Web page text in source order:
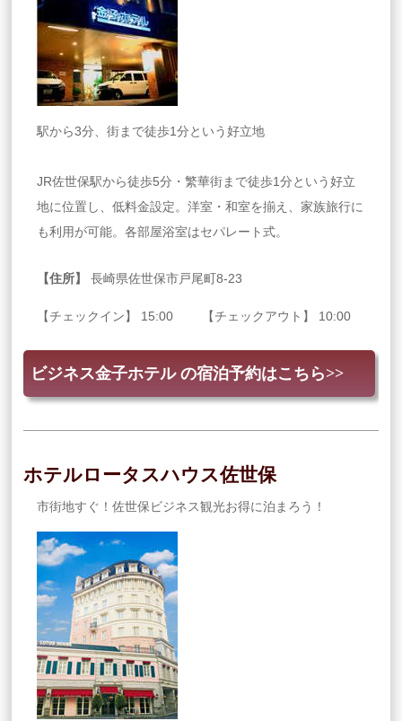
駅から3分、街まで徒歩1分という好立地
JR佐世保駅から徒歩5分・繁華街まで徒歩1分という好立
地に位置し、低料金設定。洋室・和室を揃え、家族旅行に
も利用が可能。各部屋浴室はセパレート式。
【住所】 長崎県佐世保市戸尾町8-23
【チェックイン】 15:00 【チェックアウト】 10:00
ビジネス金子ホテル の宿泊予約はこちら>>
ホテルロータスハウス佐世保
市街地すぐ！佐世保ビジネス観光お得に泊まろう！